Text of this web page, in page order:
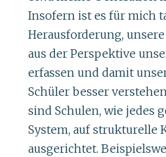
Insofern ist es für mich
Herausforderung,
aus der Perspektive
erfassen und damit
Schüler besser
sind Schulen, wie jedes
System, auf strukturelle
ausgerichtet.